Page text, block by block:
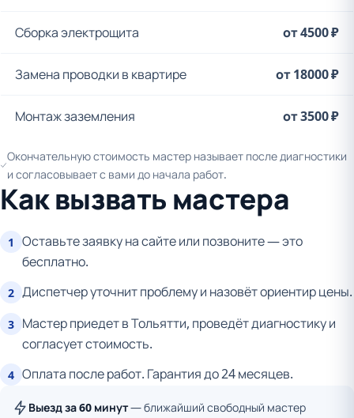
Сборка электрощита от 4500 ₽
Замена проводки в квартире от 18000 ₽
Монтаж заземления от 3500 ₽
Окончательную стоимость мастер называет после диагностики
и согласовывает с вами до начала работ.
Как вызвать мастера
1
Оставьте заявку на сайте или позвоните — это
бесплатно.
2 Диспетчер уточнит проблему и назовёт ориентир цены.
3 Мастер приедет в Тольятти, проведёт диагностику и
согласует стоимость.
4 Оплата после работ. Гарантия до 24 месяцев.
Выезд за 60 минут— ближайший свободный мастер